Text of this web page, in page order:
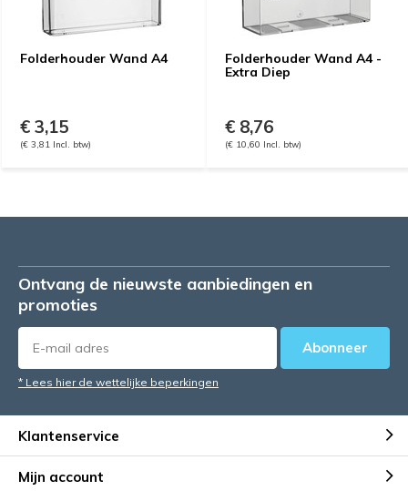
Folderhouder Wand A4
€ 3,15
(€ 3,81 Incl. btw)
Folderhouder Wand A4 -
Extra Diep
€ 8,76
(€ 10,60 Incl. btw)
Ontvang de nieuwste aanbiedingen en
promoties
Abonneer
* Lees hier de wettelijke beperkingen
Klantenservice
Mijn account